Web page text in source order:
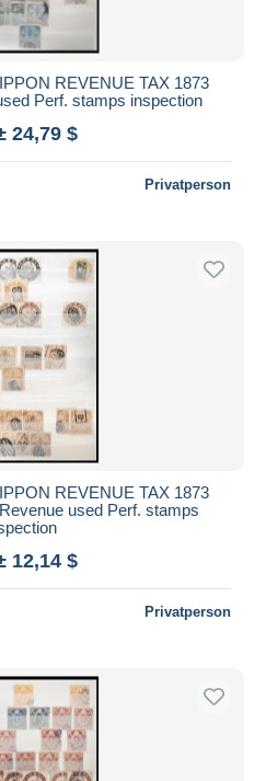
REVENUE TAX 1873
Perf. stamps inspection
24,79 $
Privatperson
REVENUE TAX 1873
used Perf. stamps
12,14 $
Privatperson